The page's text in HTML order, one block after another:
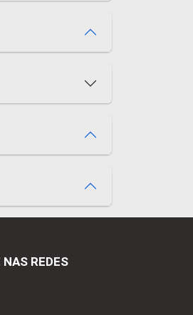
REDES